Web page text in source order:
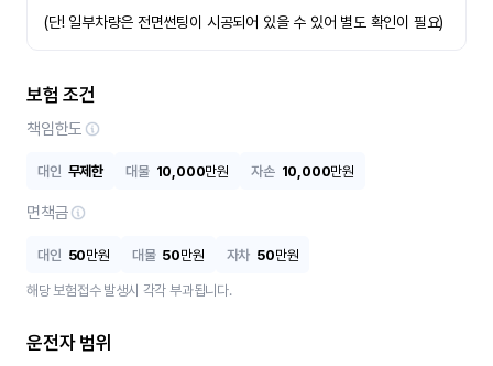
(단! 일부차량은 전면썬팅이 시공되어 있을 수 있어 별도 확인이 필요)
보험 조건
책임한도
대인 무제한 대물 10,000만원 자손 10,000만원
면책금
대인 50만원 대물 50만원 자차 50만원
해당 보험접수 발생시 각각 부과됩니다.
운전자 범위